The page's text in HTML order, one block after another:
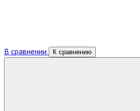
В сравнении К сравнению